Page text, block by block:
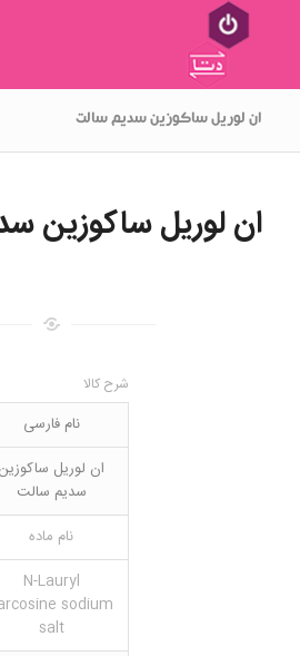
ان لوریل ساکوزین سدیم سالت
ان لوریل ساکوزین
شرح کالا
نام فارسی
ان لوریل ساکوزین
سدیم سالت
نام ماده
N-Lauryl
sodium
salt